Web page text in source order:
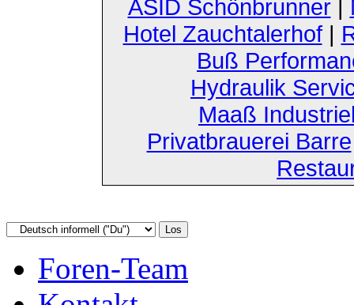
ASID Schönbrunner|
Hotel Zauchtalerhof|
Buß
Hydraulik
Maaß
Privatbrauerei Barre
Foren-Team